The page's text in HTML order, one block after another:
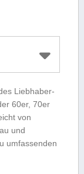
Liebhaber-
60er, 70er
von
und
umfassenden